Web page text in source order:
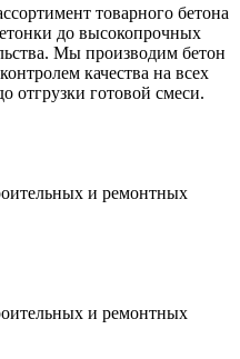
товарного бетона
до высокопрочных
Мы производим бетон
качества на всех
отгрузки готовой смеси.
и ремонтных
и ремонтных